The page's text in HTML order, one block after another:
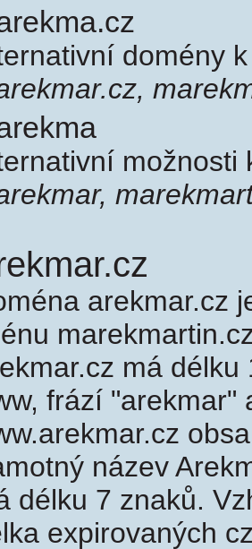
domény
možnosti
arekmar.cz
má
frází "arekmar"
název
délku 7 znaků.
expirovaných